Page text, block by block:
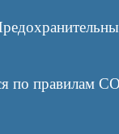
по правилам